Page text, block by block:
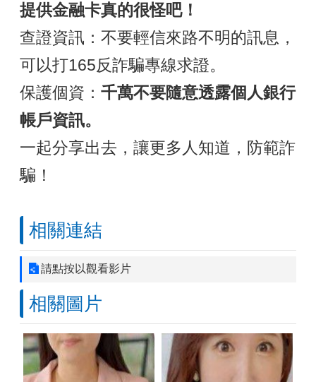
提供金融卡真的很怪吧！
查證資訊：不要輕信來路不明的訊息，
可以打165反詐騙專線求證。
保護個資： 千萬不要隨意透露個人銀行
帳戶資訊。
一起分享出去，讓更多人知道，防範詐
騙！
相關連結
請點按以觀看影片
相關圖片